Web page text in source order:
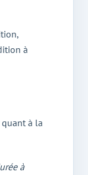
à
à la
à